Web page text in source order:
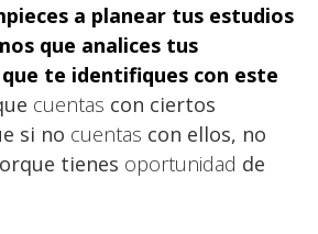
a planear tus estudios
que analices tus
te identifiques con este
cuentas con ciertos
si no cuentas con ellos, no
tienes oportunidad de